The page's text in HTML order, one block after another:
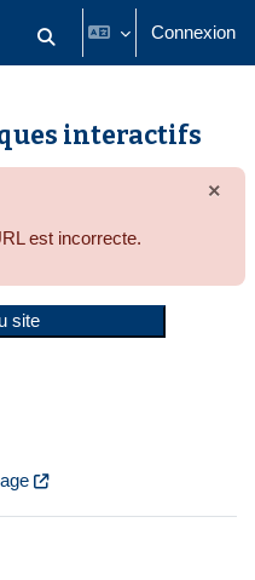
Activer/désactiver la saisie
Connexion
interactifs
est incorrecte.
×
site